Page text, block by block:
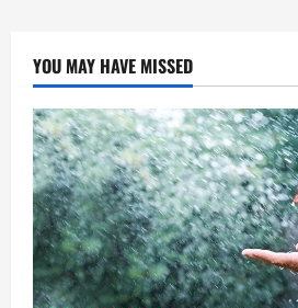
YOU MAY HAVE MISSED